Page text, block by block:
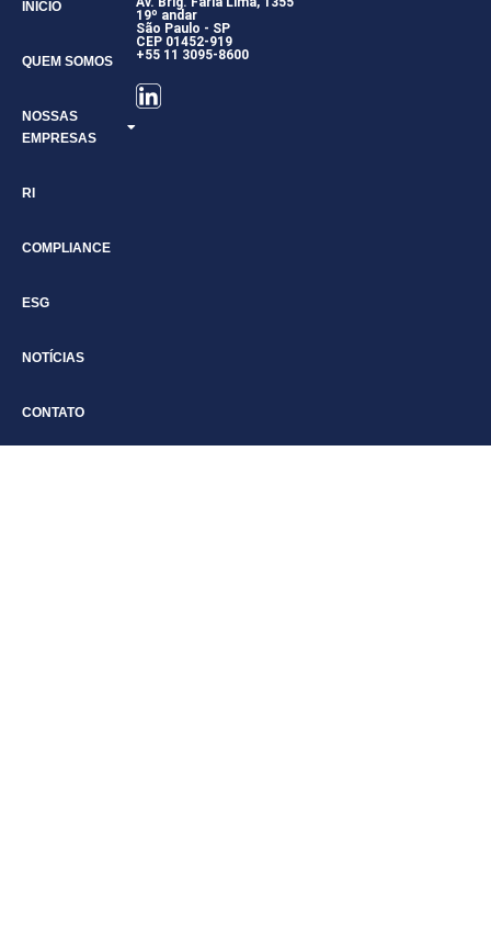
INÍCIO
QUEM SOMOS
NOSSAS
EMPRESAS
RI
COMPLIANCE
ESG
NOTÍCIAS
CONTATO
19º andar
São Paulo - SP
CEP 01452-919
+55 11 3095-8600